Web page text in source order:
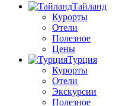
Тайланд
Курорты
Отели
Полезное
Цены
Турция
Курорты
Отели
Экскурсии
Полезное